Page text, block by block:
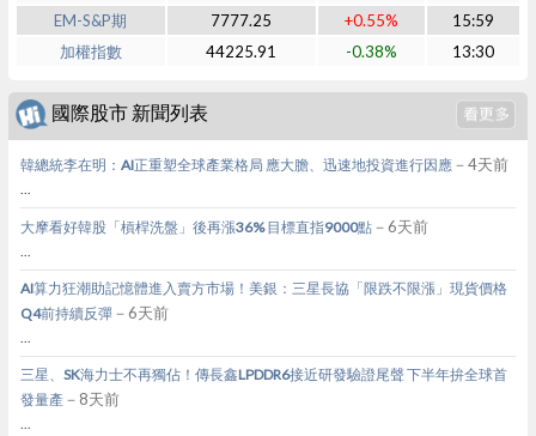
EM-S&P期
7777.25 +0.55%
15:59
加權指數
44225.91 -0.38% 13:30
國際股市 新聞列表
韓總統李在明：AI正重塑全球產業格局 應大膽、迅速地投資進行因應－4天前
...
大摩看好韓股「槓桿洗盤」後再漲36% 目標直指9000點－6天前
...
AI算力狂潮助記憶體進入賣方市場！美銀：三星長協「限跌不限漲」現貨價格
Q4前持續反彈－6天前
...
三星、SK海力士不再獨佔！傳長鑫LPDDR6接近研發驗證尾聲 下半年拚全球首
發量產－8天前
...